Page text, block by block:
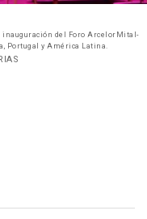
inauguración del Foro ArcelorMital-
Portugal y América Latina.